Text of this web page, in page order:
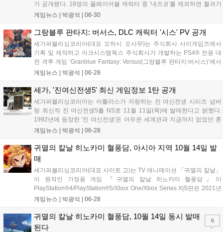
가 공개됐다. 18명의 플레이어블 캐릭터 중 '네즈코'를 제외하면 혈귀가
단 하나도 포함되지 않아 출시 전부터 '귀 없는 귀멸의 칼날'이라는 평이
게임뉴스 | 박광석 | 06-30
그랑블루 판타지: 버서스, DLC 캐릭터 '시스' PV 공개
세가퍼블리싱코리아(대표 오하시 오사무)는 주식회사 사이게임즈에서
기획 및 제작하고 아크시스템웍스 주식회사가 개발하는 PS4® 전용 대
전 격투 게임 ‘Granblue Fantasy: Versus(그랑블루 판타지:버서스)’에서
7월 13일(화)에 출시 예정인 DLC 캐릭터 &#39;시스&#39;가 등장하는
게임뉴스 | 박광석 | 06-28
세가, '진여신전생5' 최신 게임정보 1탄 공개
세가퍼블리싱코리아는 아틀라스가 자랑하는 진 여신전생 시리즈 넘버
링 최신작 진 여신전생5를 NS로 11월 11일(목)에 발매한다고 밝혔다.
1992년에 등장한 '진 여신전생'은 어두운 세계관과 지금까지 없었던 혼
란한 시나리오, 악마와 신들을 동료로 만들어 싸우는 오리지널리티 넘치
시리...
게임뉴스 | 박광석 | 06-28
귀멸의 칼날 히노카미 혈풍담, 아시아 지역 10월 14일 발
매
세가퍼블리싱코리아(대표 사이토 고)는 TV 애니메이션 「귀멸의 칼날」
이 원작인 가정용 게임 『귀멸의 칼날 히노카미 혈풍담』이
PlayStation®4/PlayStation®5/Xbox One/Xbox Series X|S판은 2021년
10월 14일, Steam판은 2021년 10월 16일에 발매한다고 밝혔다. ■PS4
게임뉴스 | 박광석 | 06-28
귀멸의 칼날 히노카미 혈풍담, 10월 14일 동시 발매
된다
6